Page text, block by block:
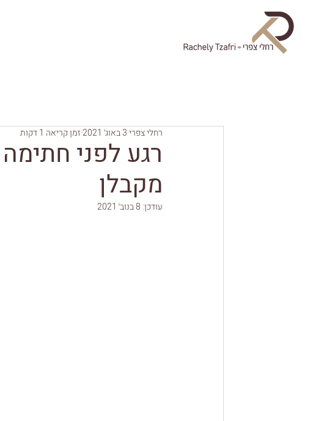
רגע לפני
מקבלן
רחלי צפרי3 באוג׳ 2021 זמן קריאה 1 דקות
עודכן: 8 בנוב׳ 2021